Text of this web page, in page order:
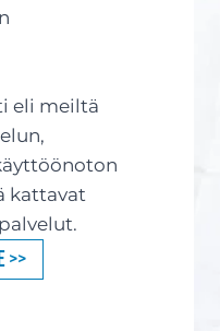
eli meiltä
kattavat
>>